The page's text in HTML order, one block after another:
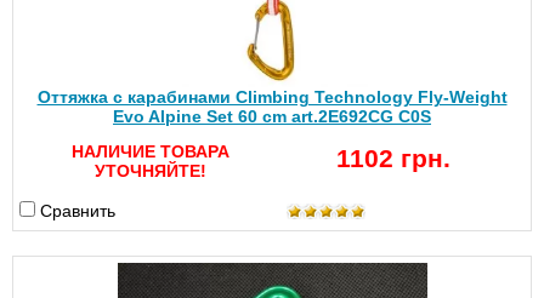
Оттяжка с карабинами Climbing Technology Fly-Weight
Evo Alpine Set 60 cm art.2E692CG C0S
НАЛИЧИЕ ТОВАРА
УТОЧНЯЙТЕ!
1102 грн.
Сравнить